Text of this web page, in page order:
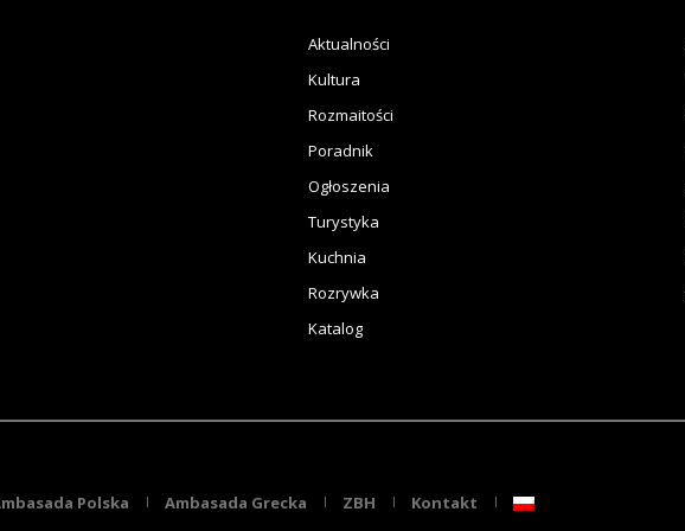
Aktualności
Kultura
Rozmaitości
Poradnik
Ogłoszenia
Turystyka
Kuchnia
Rozrywka
Katalog
Polska Ambasada Grecka ZBH Kontakt